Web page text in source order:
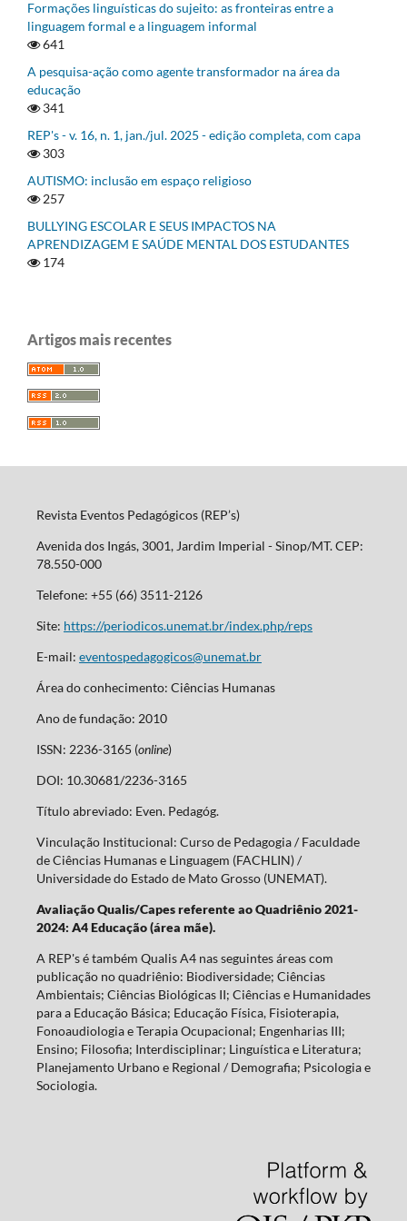
Formações linguísticas do sujeito: as fronteiras entre a
linguagem formal e a linguagem informal
641
A pesquisa-ação como agente transformador na área da
educação
341
REP's - v. 16, n. 1, jan./jul. 2025 - edição completa, com capa
303
AUTISMO: inclusão em espaço religioso
257
BULLYING ESCOLAR E SEUS IMPACTOS NA
APRENDIZAGEM E SAÚDE MENTAL DOS ESTUDANTES
174
Artigos mais recentes
Revista Eventos Pedagógicos (REP’s)
Avenida dos Ingás, 3001, Jardim Imperial - Sinop/MT. CEP:
78.550-000
Telefone: +55 (66) 3511-2126
Site: https://periodicos.unemat.br/index.php/reps
E-mail: eventospedagogicos@unemat.br
Área do conhecimento: Ciências Humanas
Ano de fundação: 2010
ISSN: 2236-3165 (online)
DOI: 10.30681/2236-3165
Título abreviado: Even. Pedagóg.
Vinculação Institucional: Curso de Pedagogia / Faculdade
de Ciências Humanas e Linguagem (FACHLIN) /
Universidade do Estado de Mato Grosso (UNEMAT).
Avaliação Qualis/Capes referente ao Quadriênio 2021-
2024: A4 Educação (área mãe).
A REP's é também Qualis A4 nas seguintes áreas com
publicação no quadriênio: Biodiversidade; Ciências
Ambientais; Ciências Biológicas II; Ciências e Humanidades
para a Educação Básica; Educação Física, Fisioterapia,
Fonoaudiologia e Terapia Ocupacional; Engenharias III;
Ensino; Filosofia; Interdisciplinar; Linguística e Literatura;
Planejamento Urbano e Regional / Demografia; Psicologia e
Sociologia.